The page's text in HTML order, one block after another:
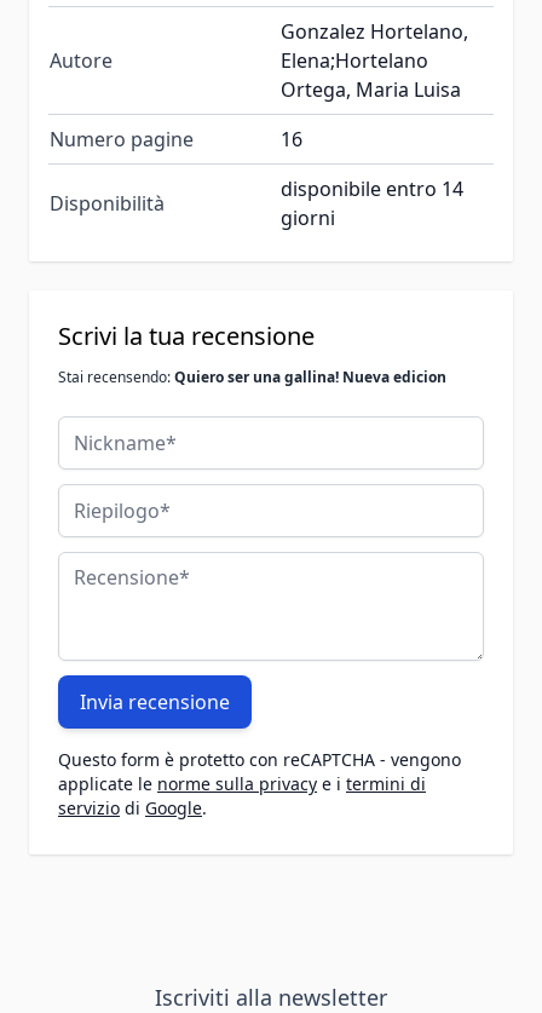
Autore
Gonzalez Hortelano,
Elena;Hortelano
Ortega, Maria Luisa
Numero pagine
16
Disponibilità
disponibile entro 14
giorni
Scrivi la tua recensione
Stai recensendo:Quiero ser una gallina! Nueva edicion
Nickname
Riepilogo
Recensione
Invia recensione
Questo form è protetto con reCAPTCHA - vengono
applicate le norme sulla privacy e i termini di
servizio di Google.
Iscriviti alla newsletter